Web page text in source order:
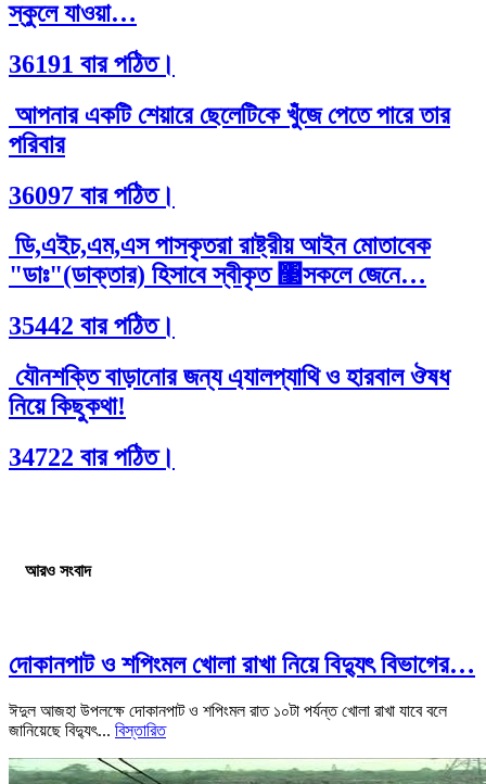
স্কুলে যাওয়া…
36191 বার পঠিত।
আপনার একটি শেয়ারে ছেলেটিকে খুঁজে পেতে পারে তার
পরিবার
36097 বার পঠিত।
ডি,এইচ,এম,এস পাসকৃতরা রাষ্ট্রীয় আইন মোতাবেক
"ডাঃ"(ডাক্তার) হিসাবে স্বীকৃত ঳সকলে জেনে…
35442 বার পঠিত।
যৌনশক্তি বাড়ানোর জন্য এ্যালপ্যাথি ও হারবাল ঔষধ
নিয়ে কিছুকথা!
34722 বার পঠিত।
আরও সংবাদ
দোকানপাট ও শপিংমল খোলা রাখা নিয়ে বিদ্যুৎ বিভাগের…
ঈদুল আজহা উপলক্ষে দোকানপাট ও শপিংমল রাত ১০টা পর্যন্ত খোলা রাখা যাবে বলে
জানিয়েছে বিদ্যুৎ... বিস্তারিত